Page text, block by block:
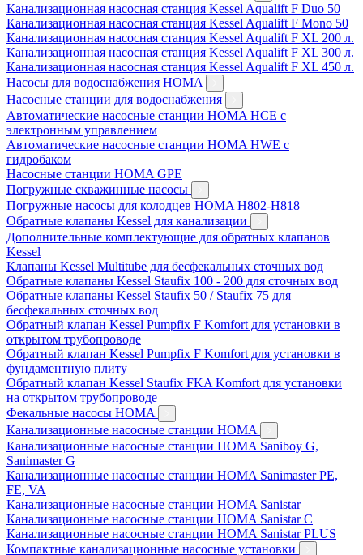
Канализационная насосная станция Kessel Aqualift F Duo 50
Канализационная насосная станция Kessel Aqualift F Mono 50
Канализационная насосная станция Kessel Aqualift F XL 200 л.
Канализационная насосная станция Kessel Aqualift F XL 300 л.
Канализационная насосная станция Kessel Aqualift F XL 450 л.
Насосы для водоснабжения HOMA
Насосные станции для водоснабжения
Автоматические насосные станции HOMA HCE с
электронным управлением
Автоматические насосные станции HOMA HWE с
гидробаком
Насосные станции HOMA GPE
Погружные скважинные насосы
Погружные насосы для колодцев HOMA H802-H818
Обратные клапаны Kessel для канализации
Дополнительные комплектующие для обратных клапанов
Kessel
Клапаны Kessel Multitube для бесфекальных сточных вод
Обратные клапаны Kessel Staufix 100 - 200 для сточных вод
Обратные клапаны Kessel Staufix 50 / Staufix 75 для
бесфекальных сточных вод
Обратный клапан Kessel Pumpfix F Komfort для установки в
открытом трубопроводе
Обратный клапан Kessel Pumpfix F Komfort для установки в
фундаментную плиту
Обратный клапан Kessel Staufix FKA Komfort для установки
на открытом трубопроводе
Фекальные насосы HOMA
Канализационные насосные станции HOMA
Канализационные насосные станции HOMA Saniboy G,
Sanimaster G
Канализационные насосные станции HOMA Sanimaster PE,
FE, VA
Канализационные насосные станции HOMA Sanistar
Канализационные насосные станции HOMA Sanistar C
Канализационные насосные станции HOMA Sanistar PLUS
Компактные канализационные насосные установки